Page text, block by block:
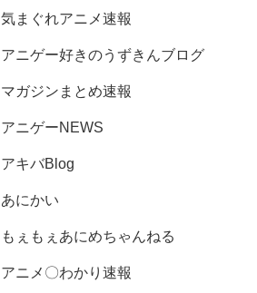
気まぐれアニメ速報
アニゲー好きのうずきんブログ
マガジンまとめ速報
アニゲーNEWS
アキバBlog
あにかい
もぇもぇあにめちゃんねる
アニメ〇わかり速報